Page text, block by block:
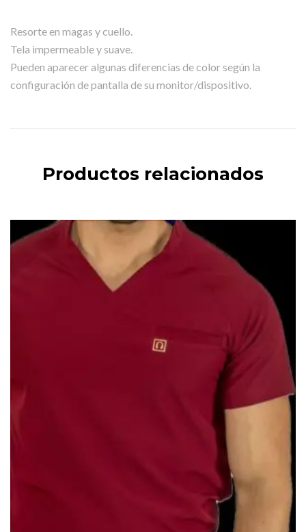
Resorte en magas y cuello.
Tela impermeable y suave.
Pueden aparecer algunas diferencias de color según la
configuración de pantalla de su monitor/dispositivo.
Productos relacionados